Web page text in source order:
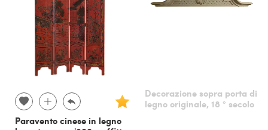
Paravento cinese in legno
Decorazione sopra porta di
legno originale, 18 ° secolo